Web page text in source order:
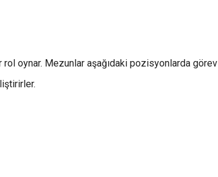
oynar. Mezunlar aşağıdaki pozisyonlarda